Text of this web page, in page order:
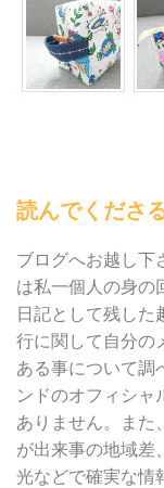
読んでくださ
ブログへお越し下
は私一個人の身の
日記として残した
行に関して自分の
ある事について調
ンドのオフィシャ
ありません。また
が出来事の地域差
光などで確実な情